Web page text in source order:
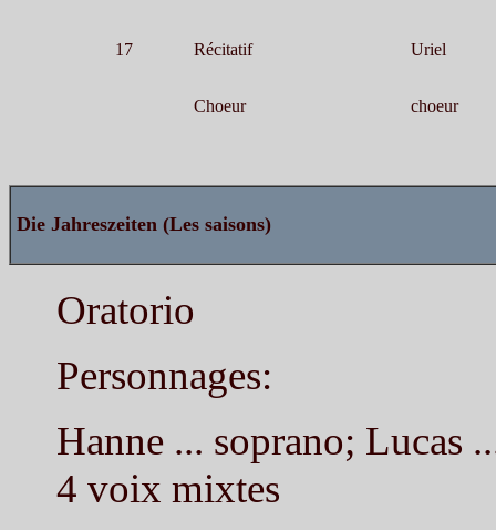
17 Récitatif Uriel
Choeur choeur
Die Jahreszeiten (Les saisons)
Oratorio
Personnages:
Hanne ... soprano; Lucas
4 voix mixtes